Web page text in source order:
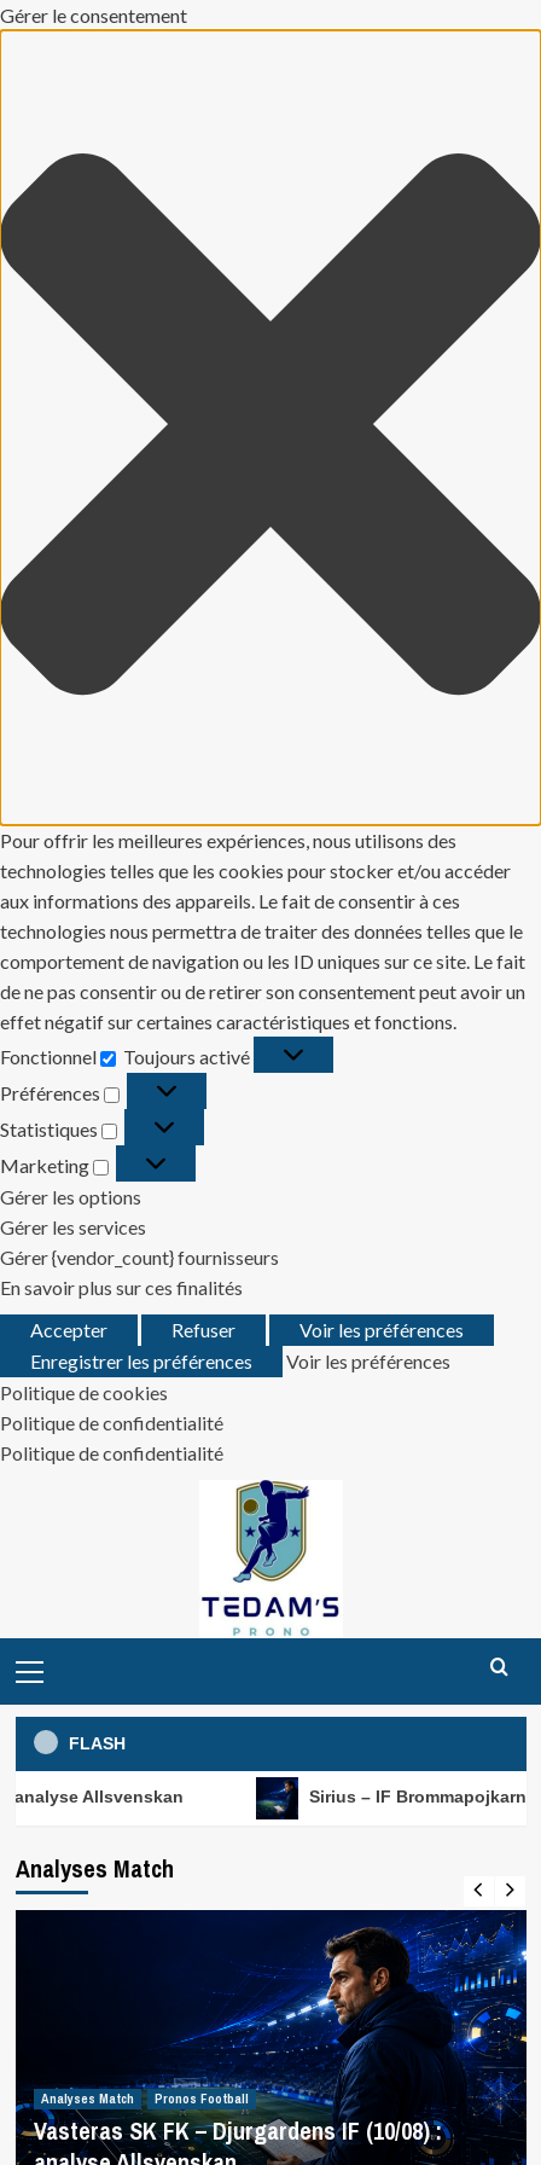
Gérer le consentement
Pour offrir les meilleures expériences, nous utilisons des
technologies telles que les cookies pour stocker et/ou accéder
aux informations des appareils. Le fait de consentir à ces
technologies nous permettra de traiter des données telles que le
comportement de navigation ou les ID uniques sur ce site. Le fait
de ne pas consentir ou de retirer son consentement peut avoir un
effet négatif sur certaines caractéristiques et fonctions.
Fonctionnel
Fonctionnel
Toujours activé
Préférences
Préférences
Statistiques
Statistiques
Marketing
Marketing
Gérer les options
Gérer les services
Gérer {vendor_count} fournisseurs
En savoir plus sur ces finalités
Accepter
Refuser
Voir les préférences
Enregistrer les préférences
Voir les préférences
Politique de cookies
Politique de confidentialité
Politique de confidentialité
Menu
FLASH
Sirius – IF Brommapojkarna (10/08) :
Analyses Match
Analyses Match Pronos Football
Vasteras SK FK – Djurgardens IF (10/08) :